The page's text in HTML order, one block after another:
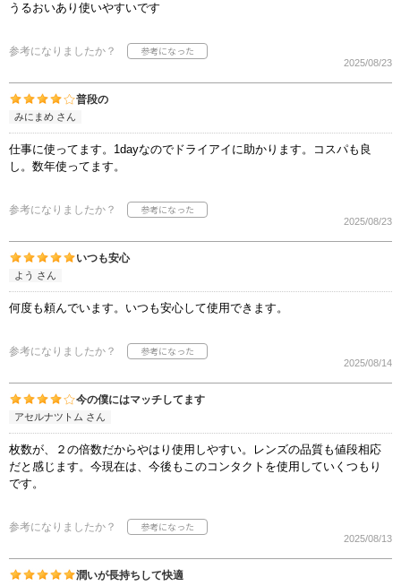
うるおいあり使いやすいです
参考になりましたか？
2025/08/23
普段の
みにまめ さん
仕事に使ってます。1dayなのでドライアイに助かります。コスパも良
し。数年使ってます。
参考になりましたか？
2025/08/23
いつも安心
よう さん
何度も頼んでいます。いつも安心して使用できます。
参考になりましたか？
2025/08/14
今の僕にはマッチしてます
アセルナツトム さん
枚数が、２の倍数だからやはり使用しやすい。レンズの品質も値段相応
だと感じます。今現在は、今後もこのコンタクトを使用していくつもり
です。
参考になりましたか？
2025/08/13
潤いが長持ちして快適